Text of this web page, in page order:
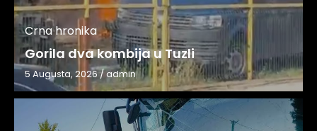
Crna hronika
Gorila dva kombija u Tuzli
5 Augusta, 2026/admin